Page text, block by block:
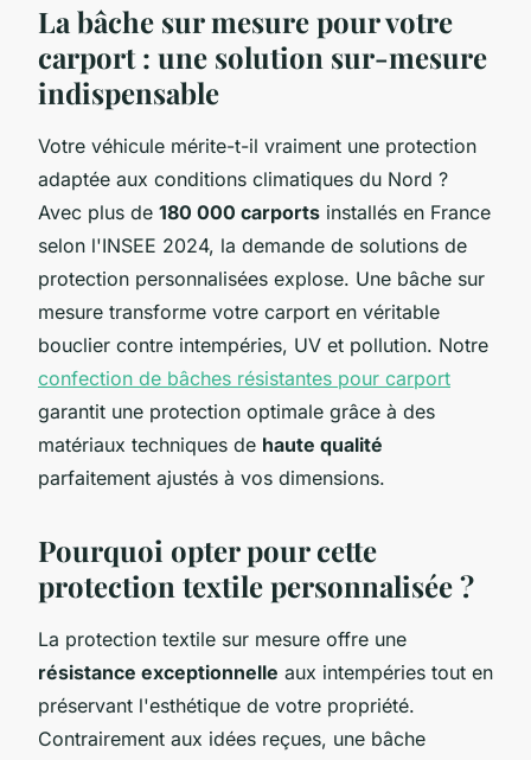
La bâche sur mesure pour votre
carport : une solution sur-mesure
indispensable
Votre véhicule mérite-t-il vraiment une protection
adaptée aux conditions climatiques du Nord ?
Avec plus de 180 000 carports installés en France
selon l'INSEE 2024, la demande de solutions de
protection personnalisées explose. Une bâche sur
mesure transforme votre carport en véritable
bouclier contre intempéries, UV et pollution. Notre
confection de bâches résistantes pour carport
garantit une protection optimale grâce à des
matériaux techniques de haute qualité
parfaitement ajustés à vos dimensions.
Pourquoi opter pour cette
protection textile personnalisée ?
La protection textile sur mesure offre une
résistance exceptionnelle aux intempéries tout en
préservant l'esthétique de votre propriété.
Contrairement aux idées reçues, une bâche